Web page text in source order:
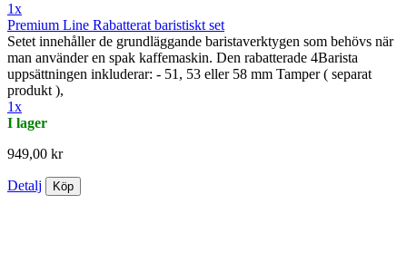
1x
Premium Line Rabatterat baristiskt set
Setet innehåller de grundläggande baristaverktygen som behövs när
man använder en spak kaffemaskin. Den rabatterade 4Barista
uppsättningen inkluderar: - 51, 53 eller 58 mm Tamper ( separat
produkt ),
1x
I lager
949,00 kr
Detalj Köp